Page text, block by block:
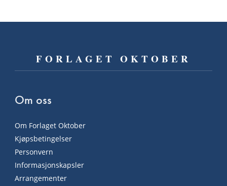
FORLAGET OKTOBER
Om oss
Om Forlaget Oktober
Kjøpsbetingelser
Personvern
Informasjonskapsler
Arrangementer